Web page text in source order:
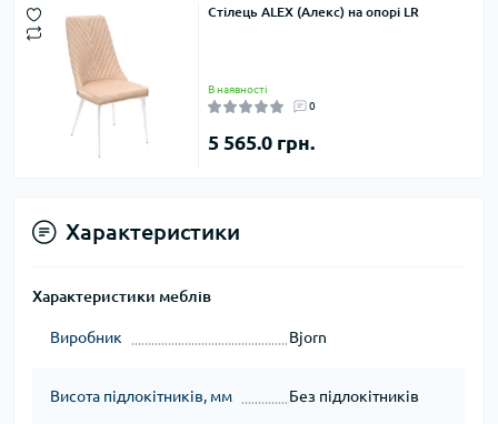
Стілець ALEX (Алекс) на опорі LR
В наявності
0
5 565.0 грн.
Характеристики
Характеристики меблів
Виробник Bjorn
Висота підлокітників, мм Без підлокітників